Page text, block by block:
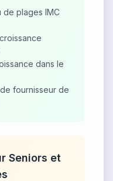
de plages IMC
dans le
fournisseur de
Seniors et